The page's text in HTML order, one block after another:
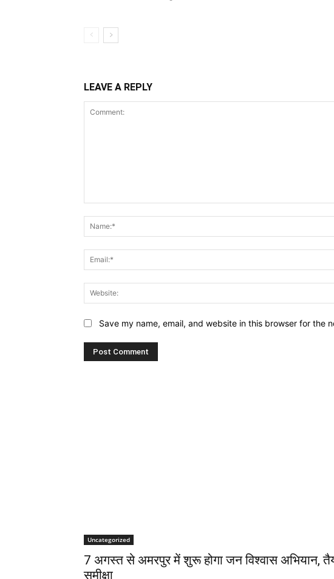
LEAVE A REPLY
Save my name, email, and website in this browser for the
Uncategorized
7 अगस्त से अमरपुर में शुरू होगा जन विश्वास अभियान,
समीक्षा